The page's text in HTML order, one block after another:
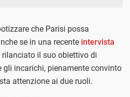
che Parisi possa
se in una recente intervista
rilanciato il suo obiettivo di
gli incarichi, pienamente convinto
attenzione ai due ruoli.